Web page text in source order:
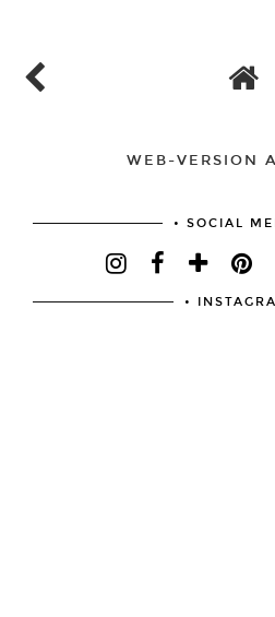
WEB-VERSION
• SOCIAL
•